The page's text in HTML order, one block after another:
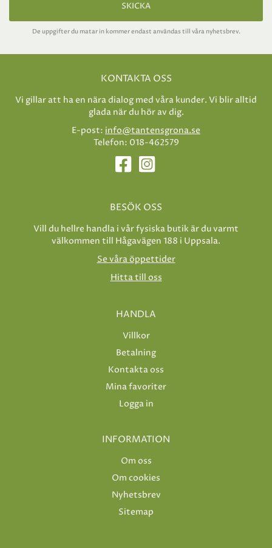
SKICKA
De uppgifter du matar in kommer endast användas till våra nyhetsbrev.
KONTAKTA OSS
Vi gillar att ha en nära dialog med våra kunder. Vi blir alltid
glada när du hör av dig.
E-post: info@tantensgrona.se
Telefon: 018-462579
BESÖK OSS
Vill du hellre handla i vår fysiska butik är du varmt
välkommen till Hågavägen 188 i Uppsala.
Se våra öppettider
Hitta till oss
HANDLA
Villkor
Betalning
Kontakta oss
Mina favoriter
Logga in
INFORMATION
Om oss
Om cookies
Nyhetsbrev
Sitemap